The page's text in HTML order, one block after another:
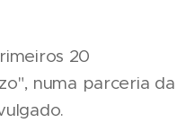
20
numa parceria da